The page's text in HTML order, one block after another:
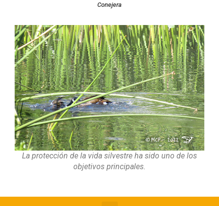
Conejera
La protección de la vida silvestre ha sido uno de los
objetivos principales.